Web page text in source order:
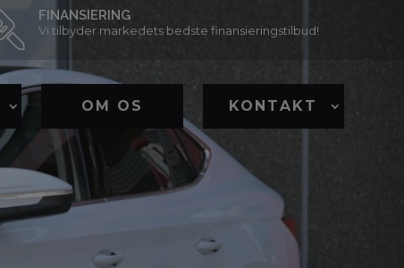
FINANSIERING
Vi tilbyder markedets bedste finansieringstilbud!
OM OS KONTAKT